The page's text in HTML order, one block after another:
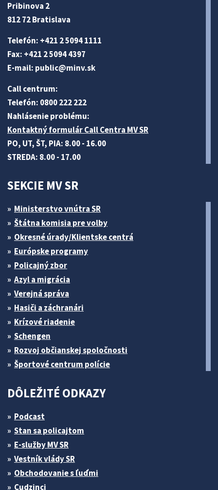
Pribinova 2
812 72 Bratislava
Telefón: +421 2 5094 1111
Fax: +421 2 5094 4397
E-mail: public@minv.sk
Call centrum:
Telefón: 0800 222 222
Nahlásenie problému:
Kontaktný formulár Call Centra MV SR
PO, UT, ŠT, PIA: 8.00 - 16.00
STREDA: 8.00 - 17.00
SEKCIE MV SR
Ministerstvo vnútra SR
Štátna komisia pre volby
Okresné úrady/Klientske centrá
Európske programy
Policajný zbor
Azyl a migrácia
Verejná správa
Hasiči a záchranári
Krízové riadenie
Schengen
Rozvoj občianskej spoločnosti
Športové centrum polície
DÔLEŽITÉ ODKAZY
Podcast
Stan sa policajtom
E-služby MV SR
Vestník vlády SR
Obchodovanie s ľuďmi
Cudzinci